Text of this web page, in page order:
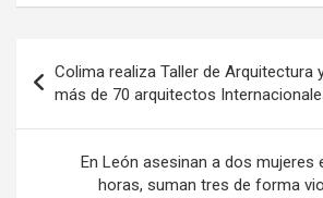
de
entradas
Colima realiza Taller de Arquitectura
más de 70 arquitectos
En León asesinan a dos mujeres
horas, suman tres de forma